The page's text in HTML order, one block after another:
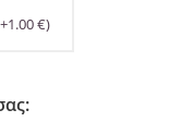
1.00€)